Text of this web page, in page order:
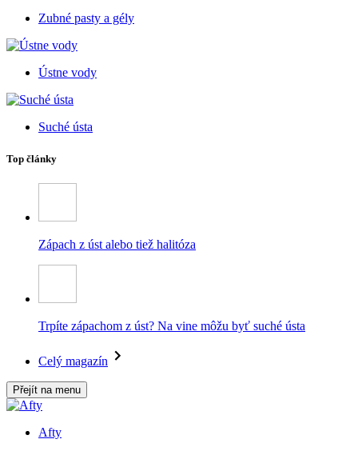
Zubné pasty a gély
Ústne vody
Suché ústa
Top články
Zápach z úst alebo tiež halitóza
Trpíte zápachom z úst? Na vine môžu byť suché ústa
Celý magazín
Přejít na menu
Afty